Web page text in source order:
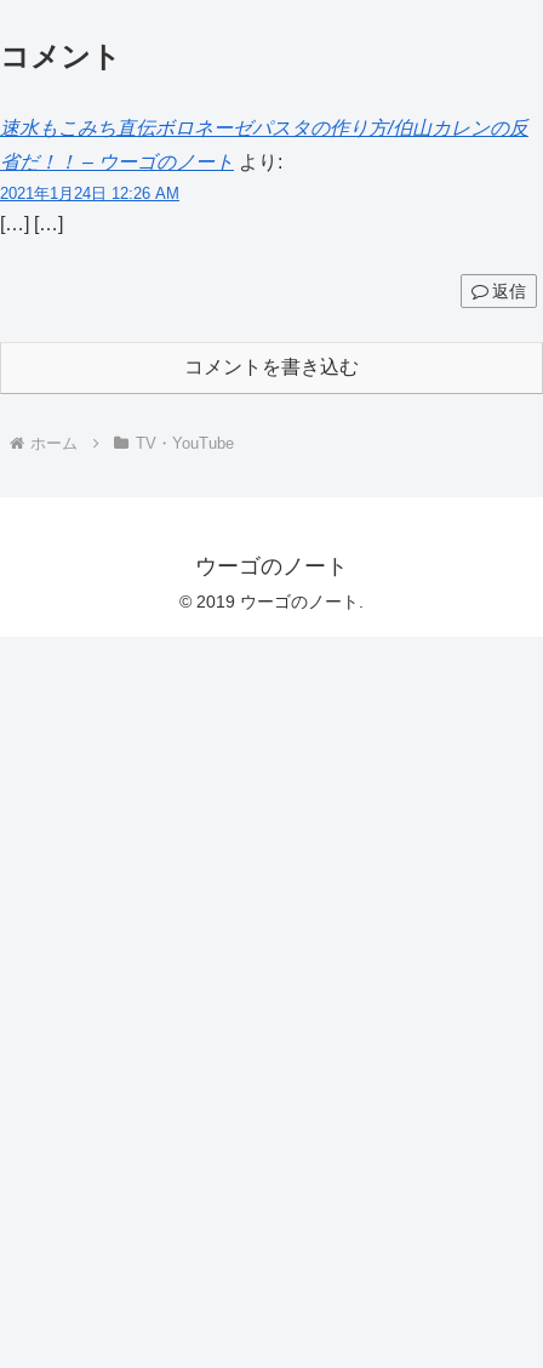
コメント
速水もこみち直伝ボロネーゼパスタの作り方/伯山カレンの反
省だ！！ – ウーゴのノート より:
2021年1月24日 12:26 AM
[…] […]
返信
コメントを書き込む
ホーム TV・YouTube
ウーゴのノート
© 2019 ウーゴのノート.